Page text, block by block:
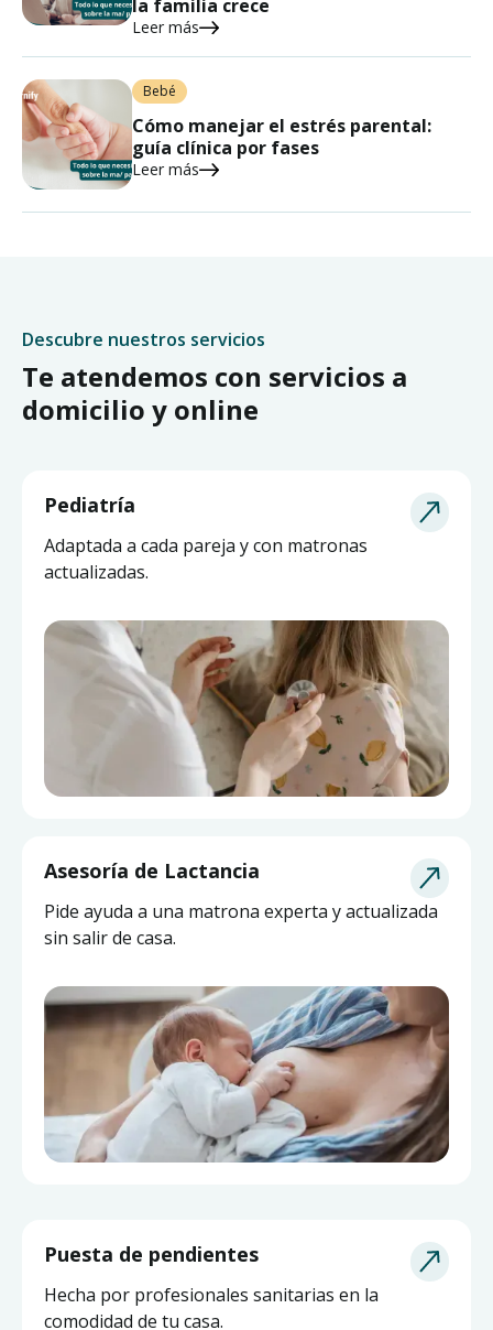
la familia crece
Leer más
Bebé
Cómo manejar el estrés parental:
guía clínica por fases
Leer más
Descubre nuestros servicios
Te atendemos con servicios a
domicilio y online
Pediatría
Adaptada a cada pareja y con matronas
actualizadas.
Puesta de pendientes
Hecha por profesionales sanitarias en la
comodidad de tu casa.
Asesoría de Lactancia
Pide ayuda a una matrona experta y actualizada
sin salir de casa.